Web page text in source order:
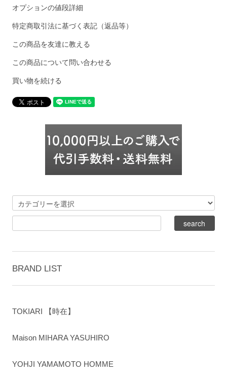
オプションの値段詳細
特定商取引法に基づく表記（返品等）
この商品を友達に教える
この商品について問い合わせる
買い物を続ける
BRAND LIST
TOKIARI 【時在】
Maison MIHARA YASUHIRO
YOHJI YAMAMOTO HOMME